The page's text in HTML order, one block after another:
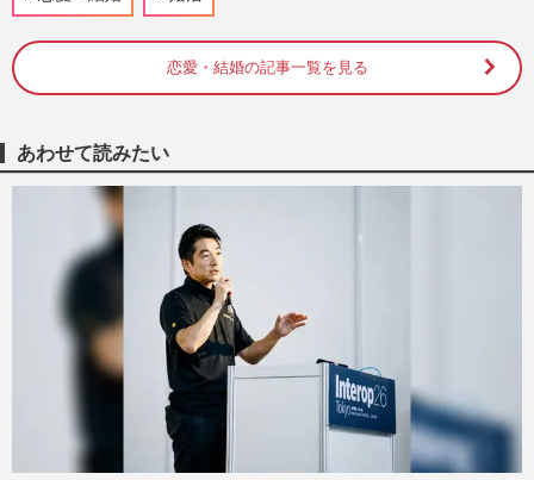
婚活』の衝撃リアルレポ「スタートライン
週刊女性2026年6月9日・16日号 2026/6/6
人」参加の“貸切り大合コン”開催で再注
目、結婚カップルも続出
「独身だと信じていたのに…」卑劣な手口
を被害者が語る『独身偽装』甘言に隠され
たその実情
週刊女性2026年3月3日・10日号
ソフトバンクホークス日本一の祝勝会リポ
ーターを務めたダレノガレ明美に「婚活に
来たんか」「最悪のリポー…
恋愛・結婚の記事一覧を見る
あわせて読みたい